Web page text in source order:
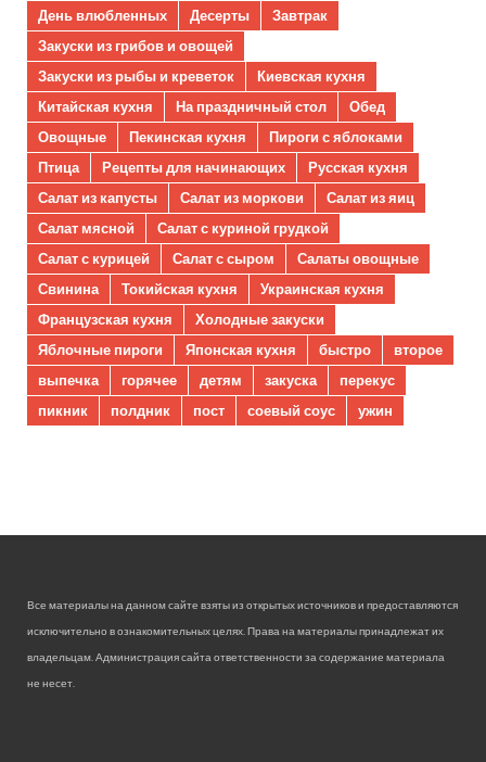
День влюбленных
Десерты
Завтрак
Закуски из грибов и овощей
Закуски из рыбы и креветок
Киевская кухня
Китайская кухня
На праздничный стол
Обед
Овощные
Пекинская кухня
Пироги с яблоками
Птица
Рецепты для начинающих
Русская кухня
Салат из капусты
Салат из моркови
Салат из яиц
Салат мясной
Салат с куриной грудкой
Салат с курицей
Салат с сыром
Салаты овощные
Свинина
Токийская кухня
Украинская кухня
Французская кухня
Холодные закуски
Яблочные пироги
Японская кухня быстро
второе
выпечка
горячее детям закуска
перекус
пикник
полдник пост соевый соус ужин
Все материалы на данном сайте взяты из открытых источников и предоставляются
исключительно в ознакомительных целях. Права на материалы принадлежат их
владельцам. Администрация сайта ответственности за содержание материала
не несет.